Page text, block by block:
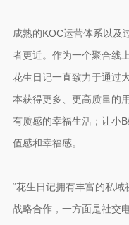
成熟的KOC运营体系以及
者更近。作为一个聚合线
花生日记一直致力于通过
本获得更多、更高质量的
有质感的幸福生活；让小
值感和幸福感。
“花生日记拥有丰富的私
战略合作，一方面是社交